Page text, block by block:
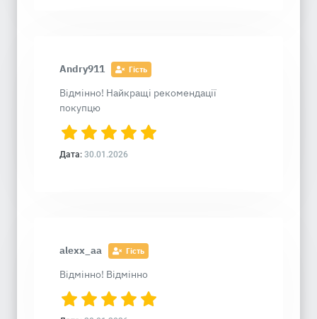
Andry911 Гість
Відмінно! Найкращі рекомендації
покупцю
Дата: 30.01.2026
alexx_aa Гість
Відмінно! Відмінно